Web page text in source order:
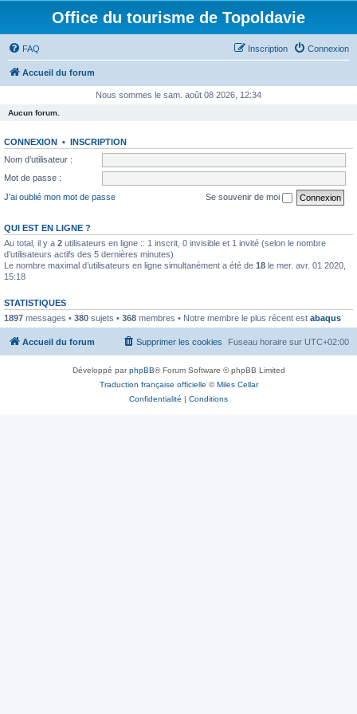
Office du tourisme de Topoldavie
FAQ Connexion
Inscription
Accueil du forum
Nous sommes le sam. août 08 2026, 12:34
Aucun forum.
CONNEXION • INSCRIPTION
Nom d’utilisateur :
Mot de passe :
J’ai oublié mon mot de passe
Se souvenir de moi
QUI EST EN LIGNE ?
Au total, il y a 2 utilisateurs en ligne :: 1 inscrit, 0 invisible et 1 invité (selon le nombre
d’utilisateurs actifs des 5 dernières minutes)
Le nombre maximal d’utilisateurs en ligne simultanément a été de 18 le mer. avr. 01 2020,
15:18
STATISTIQUES
1897 messages • 380 sujets • 368 membres • Notre membre le plus récent est abaqus
Accueil du forum Fuseau horaire sur UTC+02:00
Supprimer les cookies
Développé parphpBB® Forum Software © phpBB Limited
Traduction française officielle ©Miles Cellar
Confidentialité | Conditions